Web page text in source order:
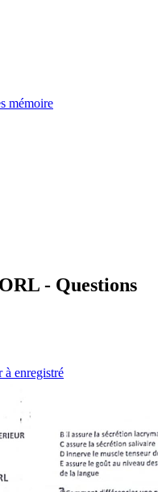
mémoire
- Questions
à enregistré